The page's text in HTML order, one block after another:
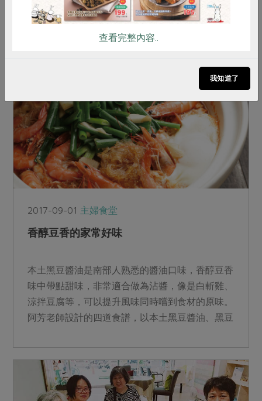
動，由「勞動者自己出資，自己組織技術、技能，
自主管理合作的事業體」，以滿足區域內的需求作
為事業，此即「勞動者...
2017-09-01 主婦食堂
香醇豆香的家常好味
本土黑豆醬油是南部人熟悉的醬油口味，香醇豆香
味中帶點甜味，非常適合做為沾醬，像是白斬雞、
涼拌豆腐等，可以提升風味同時嚐到食材的原味。
阿芳老師設計的四道食譜，以本土黑豆醬油、黑豆
查看完整內容..
我知道了